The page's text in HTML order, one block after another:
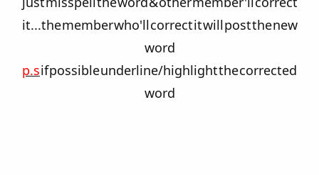
just misspell the word & other member'll correct
it...the member who'll correct it will post the new
word
p.sif possible underline/highlight the corrected
word